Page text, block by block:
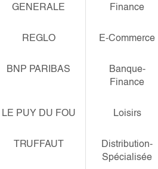
GENERALE
Finance
REGLO E-Commerce
BNP PARIBAS
Banque-
Finance
LE PUY DU FOU Loisirs
TRUFFAUT
Distribution-
Spécialisée